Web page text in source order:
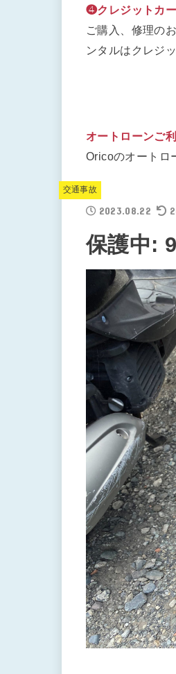
❹クレジットカ
ご購入、修理の
ンタルはクレジ
オートローンご
Oricoのオートロ
交通事故
2023.08.22
保護中: